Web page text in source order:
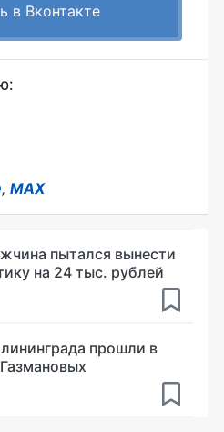
в Вконтакте
, MAX
пытался вынести
на 24 тыс. рублей
прошли в